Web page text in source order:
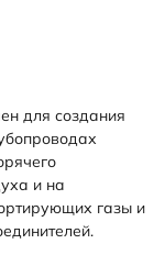
для создания
и на
газы и